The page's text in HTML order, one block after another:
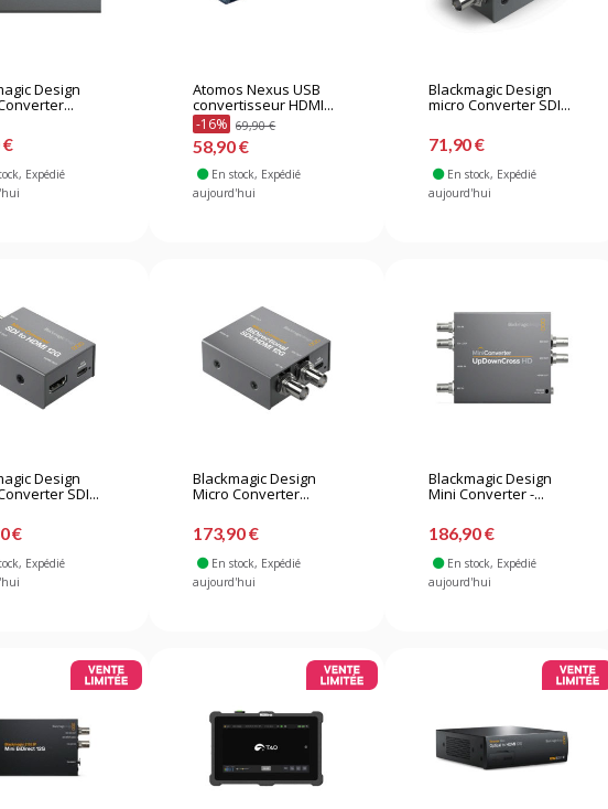
Design
€
, Expédié
Atomos Nexus USB
convertisseur HDMI...
-16% 69,90 €
58,90 €
En stock, Expédié
aujourd'hui
Blackmagic Design
micro Converter SDI...
71,90 €
En stock, Expédié
aujourd'hui
Design
SDI...
€
, Expédié
Blackmagic Design
Micro Converter...
173,90 €
En stock, Expédié
aujourd'hui
Blackmagic Design
Mini Converter -...
186,90 €
En stock, Expédié
aujourd'hui